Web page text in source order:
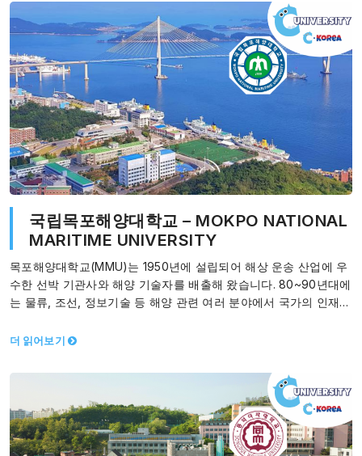
국립목포해양대학교 – MOKPO NATIONAL
MARITIME UNIVERSITY
목포해양대학교(MMU)는 1950년에 설립되어 해상 운송 산업에 우
수한 선박 기관사와 해양 기술자를 배출해 왔습니다. 80~90년대에
는 물류, 조선, 정보기술 등 해양 관련 여러 분야에서 국가의 인재를
더 읽어보기